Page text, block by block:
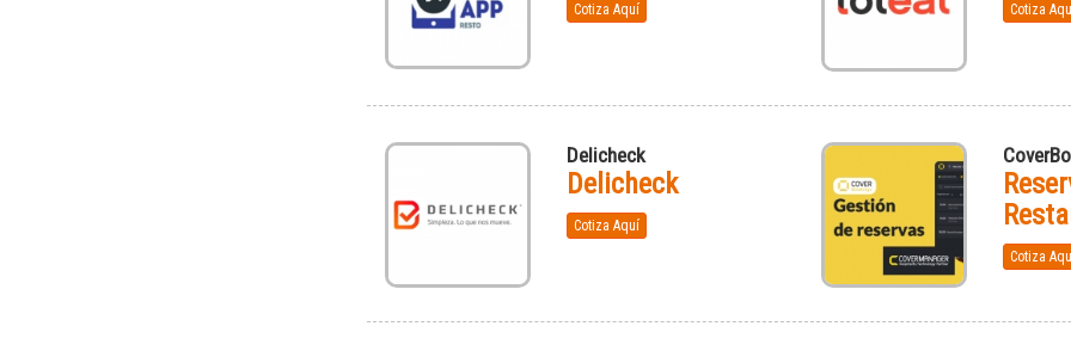
Cotiza Aquí Cotiza
Delicheck
Delicheck
Cotiza Aquí
Cotiza